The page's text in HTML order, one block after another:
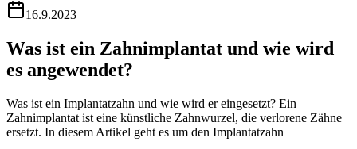
16.9.2023
Was ist ein Zahnimplantat und wie wird
es angewendet?
Was ist ein Implantatzahn und wie wird er eingesetzt? Ein
Zahnimplantat ist eine künstliche Zahnwurzel, die verlorene Zähne
ersetzt. In diesem Artikel geht es um den Implantatzahn